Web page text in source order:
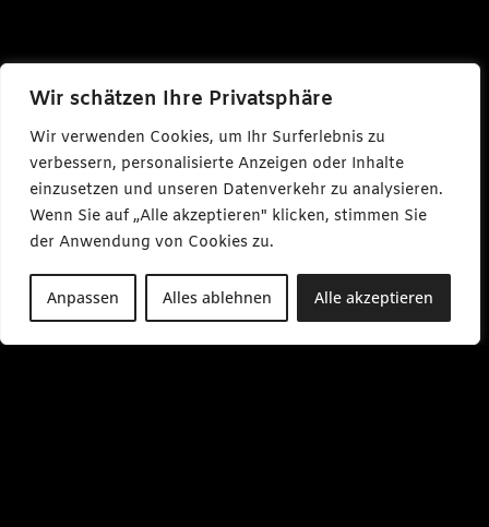
Wir schätzen Ihre Privatsphäre
Wir verwenden Cookies, um Ihr Surferlebnis zu
verbessern, personalisierte Anzeigen oder Inhalte
einzusetzen und unseren Datenverkehr zu analysieren.
Wenn Sie auf „Alle akzeptieren" klicken, stimmen Sie
der Anwendung von Cookies zu.
Anpassen Alles ablehnen Alle akzeptieren